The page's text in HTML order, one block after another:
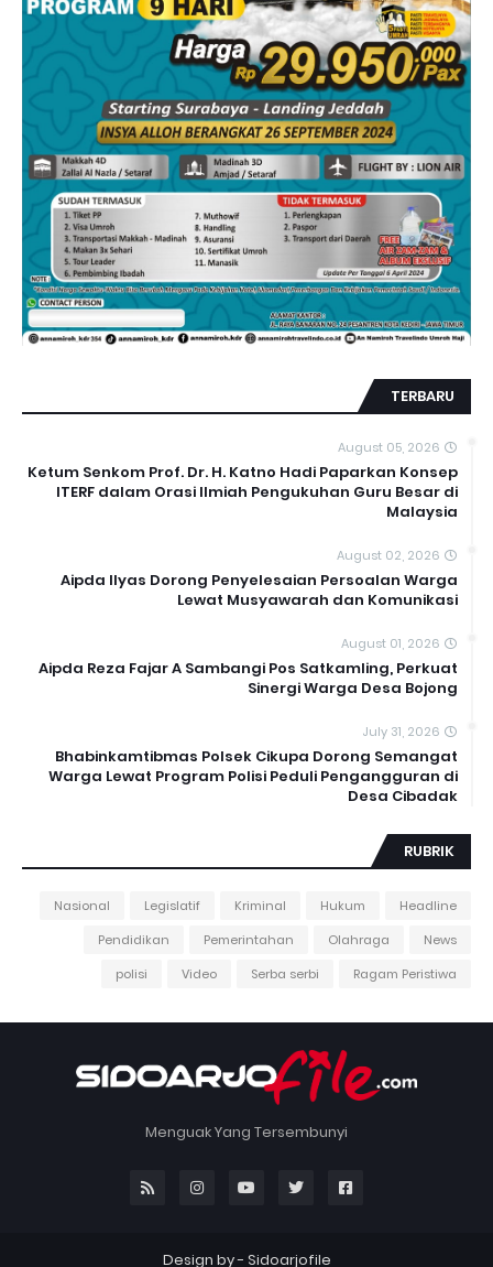
TERBARU
August 05, 2026
Ketum Senkom Prof. Dr. H. Katno Hadi Paparkan Konsep
ITERF dalam Orasi Ilmiah Pengukuhan Guru Besar di
Malaysia
August 02, 2026
Aipda Ilyas Dorong Penyelesaian Persoalan Warga
Lewat Musyawarah dan Komunikasi
August 01, 2026
Aipda Reza Fajar A Sambangi Pos Satkamling, Perkuat
Sinergi Warga Desa Bojong
July 31, 2026
Bhabinkamtibmas Polsek Cikupa Dorong Semangat
Warga Lewat Program Polisi Peduli Pengangguran di
Desa Cibadak
RUBRIK
Headline
Hukum
Kriminal
Legislatif
Nasional
News
Olahraga
Pemerintahan
Pendidikan
Ragam Peristiwa
Serba serbi
Video
polisi
Menguak Yang Tersembunyi
Design by - Sidoarjofile